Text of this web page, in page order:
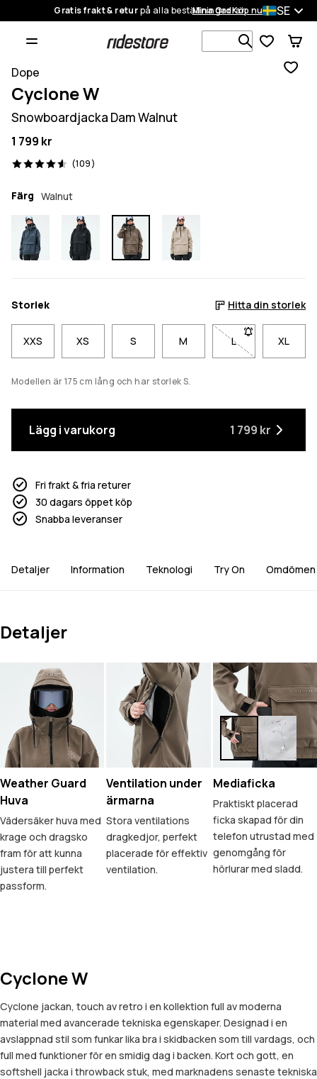
Gratis frakt & returpå alla beställningarKöp nu
Mina Ordrar SE
Sök bland
Dope
Cyclone W
Snowboardjacka Dam Walnut
1 799 kr
(109)
109 recensioner, 4.6/5
Färg Walnut
Storlek Hitta din storlek
XXS XS S M L- Storlek L är inte
XL
Modellen är 175 cm lång och har storlek S.
Lägg i varukorg 1 799 kr
Fri frakt & fria returer
30 dagars öppet köp
Snabba leveranser
Detaljer Information Teknologi Try On Omdömen
Detaljer
Weather Guard
Huva
Vädersäker huva med
krage och dragsko
fram för att kunna
justera till perfekt
passform.
Ventilation under
ärmarna
Stora ventilations
dragkedjor, perfekt
placerade för effektiv
ventilation.
Mediaficka
Praktiskt placerad
ficka skapad för din
telefon utrustad med
genomgång för
hörlurar med sladd.
Cyclone W
Cyclone jackan, touch av retro i en kollektion full av moderna
material med avancerade tekniska egenskaper. Designad i en
avslappnad stil som funkar lika bra i skidbacken som till vardags, och
full med funktioner för en smidig dag i backen. Kort och gott, en
softshell jacka i throwback stuk, med marknadens senaste tekniska